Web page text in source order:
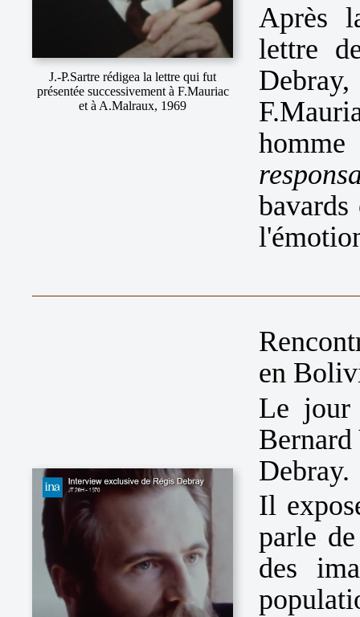
J.-P.Sartre rédigea la lettre qui fut
présentée successivement à F.Mauriac
et à A.Malraux, 1969
Après
lettre
en
Le jour
Bernard
Debray.
Il
parle
des